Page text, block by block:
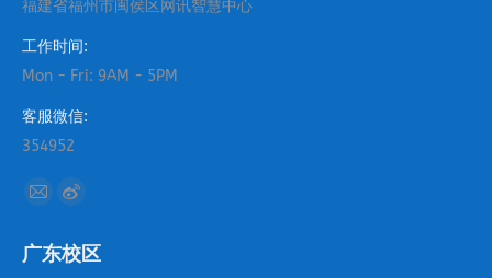
福建省福州市闽侯区网讯智慧中心
工作时间:
Mon - Fri: 9AM - 5PM
客服微信:
354952
找到我们：
Mail
opens
Weibo
opens
广东校区